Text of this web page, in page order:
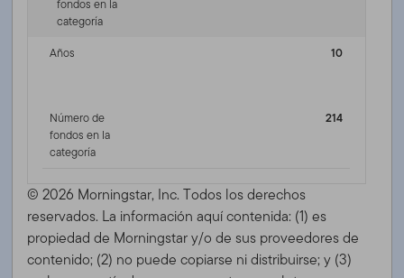
fondos en la
categoría
Años 10
Número de
fondos en la
categoría
214
© 2026 Morningstar, Inc. Todos los derechos
reservados. La información aquí contenida: (1) es
propiedad de Morningstar y/o de sus proveedores de
contenido; (2) no puede copiarse ni distribuirse; y (3)